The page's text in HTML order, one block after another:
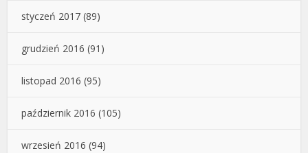
styczeń 2017 (89)
grudzień 2016 (91)
listopad 2016 (95)
październik 2016 (105)
wrzesień 2016 (94)